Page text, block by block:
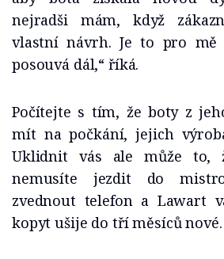
nejradši mám, když
vlastní návrh. Je to pro mě
posouvá dál,“ říká.
Počítejte s tím, že boty z
mít na počkání, jejich
Uklidnit vás ale může to,
nemusíte jezdit do
zvednout telefon a Lawart
kopyt ušije do tří měsíců nové.